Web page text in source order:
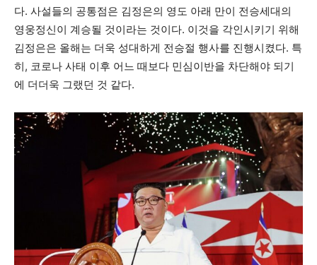
다. 사설들의 공통점은 김정은의 영도 아래 만이 전승세대의
영웅정신이 계승될 것이라는 것이다. 이것을 각인시키기 위해
김정은은 올해는 더욱 성대하게 전승절 행사를 진행시켰다. 특
히, 코로나 사태 이후 어느 때보다 민심이반을 차단해야 되기
에 더더욱 그랬던 것 같다.